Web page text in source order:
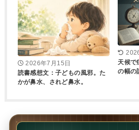
2026年7月15日
読書感想文：子どもの風邪。た
かが鼻水、されど鼻水。
天候で
の幅の